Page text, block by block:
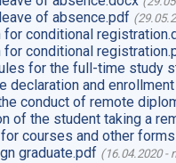
of absence.pdf (
conditional
conditional
for the full-time study
declaration and
conduct of remote
of the student taking a
courses and other
graduate.pdf (16.04.2020-